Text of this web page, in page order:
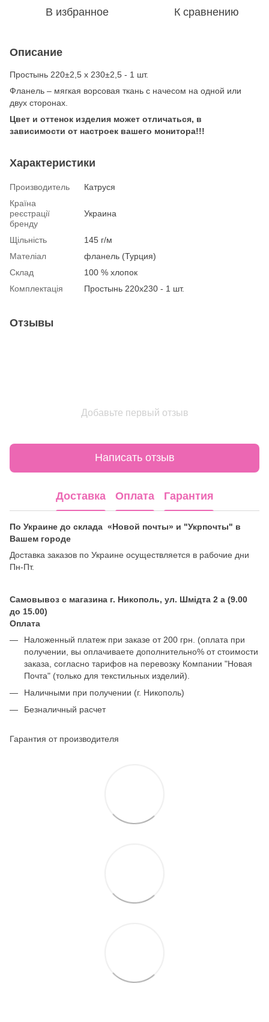
В избранное К сравнению
Описание
Простынь 220±2,5 х 230±2,5 - 1 шт.
Фланель – мягкая ворсовая ткань с начесом на одной или
двух сторонах.
Цвет и оттенок изделия может отличаться, в
зависимости от настроек вашего монитора!!!
Характеристики
Производитель
Катруся
Країна
реєстрації
бренду
Украина
Щільність
145 г/м
Мателіал
фланель (Турция)
Склад
100 % хлопок
Комплектація
Простынь 220х230 - 1 шт.
Отзывы
Добавьте первый отзыв
Написать отзыв
Доставка Оплата Гарантия
По Украине до склада «Новой почты» и "Укрпочты" в
Вашем городе
Доставка заказов по Украине осуществляется в рабочие дни
Пн-Пт.
Самовывоз с магазина г. Никополь, ул. Шмідта 2 а (9.00
до 15.00)
Оплата
Наложенный платеж при заказе от 200 грн. (оплата при
получении, вы оплачиваете дополнительно% от стоимости
заказа, согласно тарифов на перевозку Компании "Новая
Почта" (только для текстильных изделий).
Наличными при получении (г. Никополь)
Безналичный расчет
Гарантия от производителя